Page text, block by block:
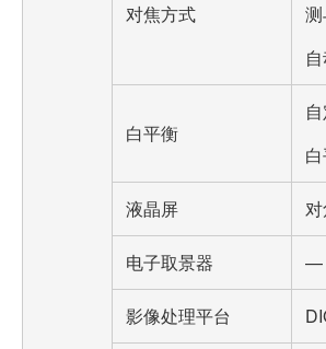
对焦方式
白平衡
液晶屏
电子取景器 —
影像处理平台